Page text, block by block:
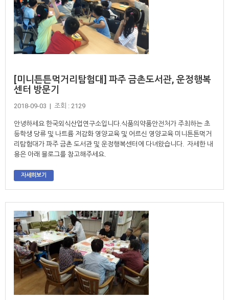
[미니튼튼먹거리탐험대] 파주 금촌도서관, 운정행복
센터 방문기
2018-09-03 | 조회 : 2129
안녕하세요 한국외식산업연구소입니다.식품의약품안전처가 주최하는 초
등학생 당류 및 나트륨 저감화 영양교육 및 어르신 영양교육 미니튼튼먹거
리탐험대가 파주 금촌 도서관 및 운정행복센터에 다녀왔습니다. 자세한 내
용은 아래 블로그를 참고해주세요.
자세히보기